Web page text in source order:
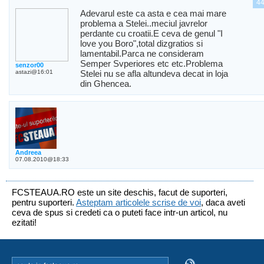
44
senzor00
astazi@16:01
Adevarul este ca asta e cea mai mare
problema a Stelei..meciul javrelor
perdante cu croatii.E ceva de genul "I
love you Boro",total dizgratios si
lamentabil.Parca ne consideram
Semper Svperiores etc etc.Problema
Stelei nu se afla altundeva decat in loja
din Ghencea.
Andreea
07.08.2010@18:33
FCSTEAUA.RO este un site deschis, facut de suporteri,
pentru suporteri. Asteptam articolele scrise de voi, daca aveti
ceva de spus si credeti ca o puteti face intr-un articol, nu
ezitati!